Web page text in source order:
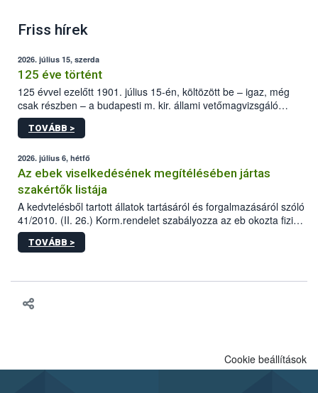
Friss hírek
2026. július 15, szerda
125 éve történt
125 évvel ezelőtt 1901. július 15-én, költözött be – igaz, még
csak részben – a budapesti m. kir. állami vetőmagvizsgáló
állomás a Kis Rókus utca 15. szám alatti, Czigler Győző által
tervezett új épületébe.
TOVÁBB >
2026. július 6, hétfő
Az ebek viselkedésének megítélésében jártas
szakértők listája
A kedvtelésből tartott állatok tartásáról és forgalmazásáról szóló
41/2010. (II. 26.) Korm.rendelet szabályozza az eb okozta fizikai
sérülés, illetve ennek veszélye keletkezésekor felmerülő
hatósági feladatokat, valamint a veszélyes eb tartását és annak
TOVÁBB >
Cookie beállítások